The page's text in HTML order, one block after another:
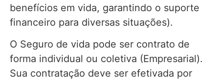
benefícios em vida, garantindo o suporte
financeiro para diversas situações).
O Seguro de vida pode ser contrato de
forma individual ou coletiva (Empresarial).
Sua contratação deve ser efetivada por